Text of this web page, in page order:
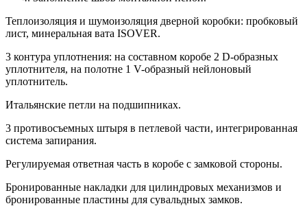
Теплоизоляция и шумоизоляция дверной коробки: пробковый
лист, минеральная вата ISOVER.
3 контура уплотнения: на составном коробе 2 D-образных
уплотнителя, на полотне 1 V-образный нейлоновый
уплотнитель.
Итальянские петли на подшипниках.
3 противосъемных штыря в петлевой части, интегрированная
система запирания.
Регулируемая ответная часть в коробе с замковой стороны.
Бронированные накладки для цилиндровых механизмов и
бронированные пластины для сувальдных замков.